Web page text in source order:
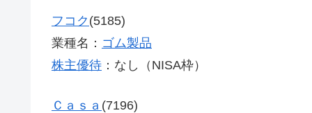
フコク (5185)
業種名： ゴム製品
株主優待 ：なし（NISA枠）
Ｃａｓａ (7196)